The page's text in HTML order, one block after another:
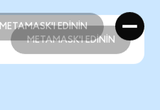
METAMASK'I EDİNİN
METAMASK'I EDİNİN
METAMASK'I EDİNİN